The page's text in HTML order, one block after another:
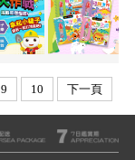
9 10 下一頁